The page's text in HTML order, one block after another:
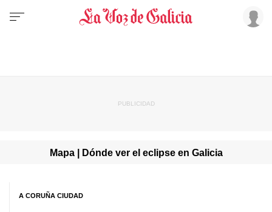
Mapa | Dónde ver el eclipse en Galicia
A CORUÑA CIUDAD